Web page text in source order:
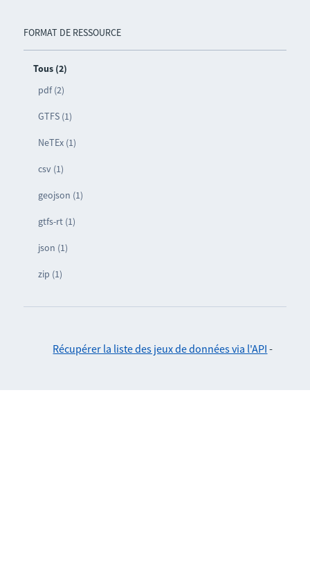
FORMAT DE RESSOURCE
Tous (2)
pdf (2)
GTFS (1)
NeTEx (1)
csv (1)
geojson (1)
gtfs-rt (1)
json (1)
zip (1)
Récupérer la liste des jeux de données via l'API -